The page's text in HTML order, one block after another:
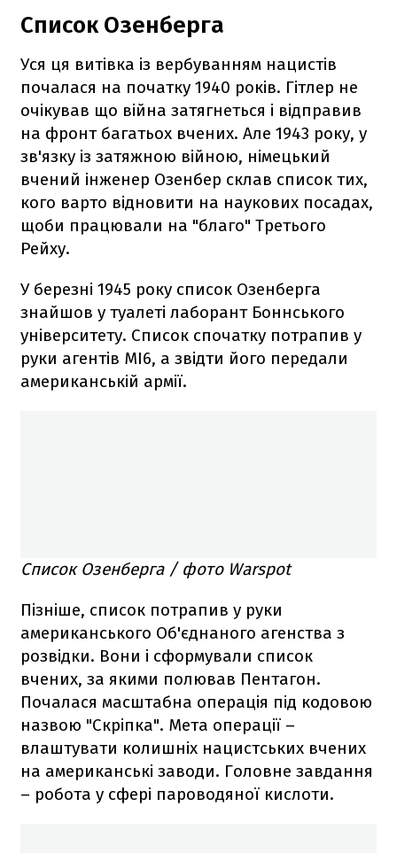
Список Озенберга
Уся ця витівка із вербуванням нацистів
почалася на початку 1940 років. Гітлер не
очікував що війна затягнеться і відправив
на фронт багатьох вчених. Але 1943 року, у
зв'язку із затяжною війною, німецький
вчений інженер Озенбер склав список тих,
кого варто відновити на наукових посадах,
щоби працювали на "благо" Третього
Рейху.
У березні 1945 року список Озенберга
знайшов у туалеті лаборант Боннського
університету. Список спочатку потрапив у
руки агентів МІ6, а звідти його передали
американській армії.
Список Озенберга / фото Warspot
Пізніше, список потрапив у руки
американського Об'єднаного агенства з
розвідки. Вони і сформували список
вчених, за якими полював Пентагон.
Почалася масштабна операція під кодовою
назвою "Скріпка". Мета операції –
влаштувати колишніх нацистських вчених
на американські заводи. Головне завдання
– робота у сфері пароводяної кислоти.